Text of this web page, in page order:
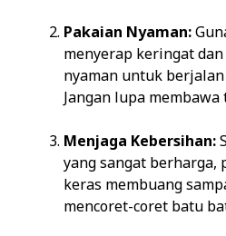
Pakaian Nyaman:
menyerap keringat
nyaman untuk
Jangan lupa
Menjaga Kebersihan:
yang sangat
keras membuang
mencoret-coret batu